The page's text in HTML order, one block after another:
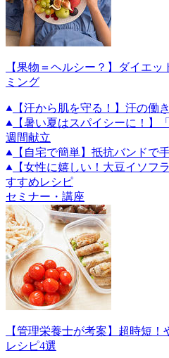
【果物＝ヘルシー？】ダイエ
ミング
【汗から肌を守る！】汗の働
【暑い夏はスパイシーに！】
週間献立
【自宅で簡単】抵抗バンドで
【女性に嬉しい！大豆イソフ
すすめレシピ
セミナー・講座
【管理栄養士が考案】超時短
レシピ4選